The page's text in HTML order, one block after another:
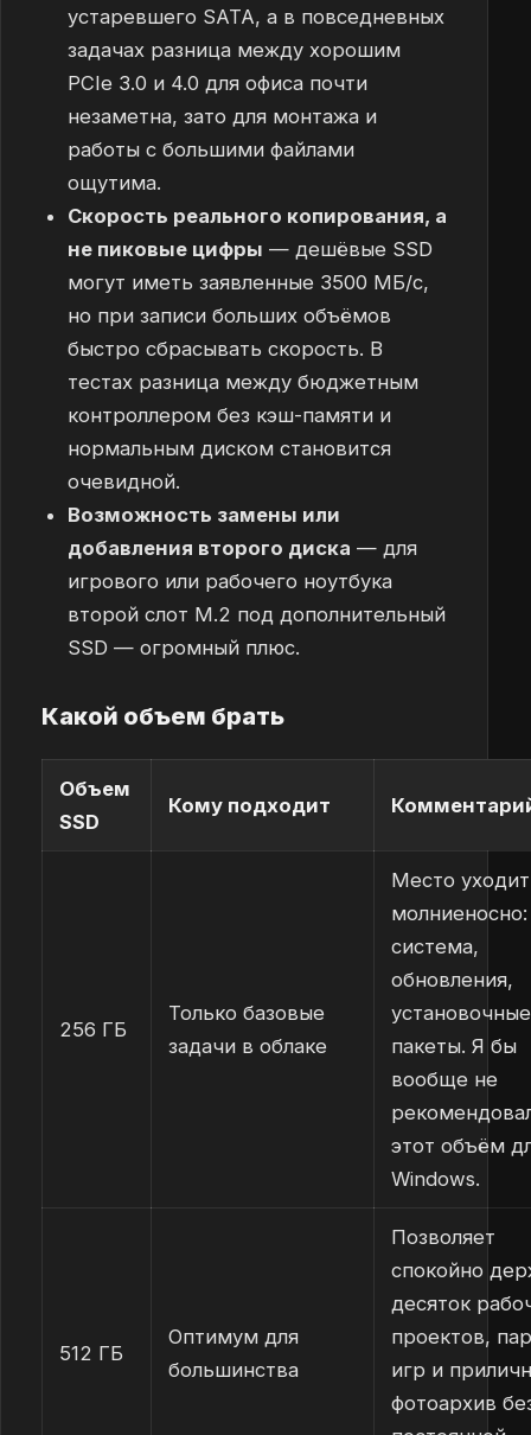
устаревшего SATA, а в повседневных
задачах разница между хорошим
PCIe 3.0 и 4.0 для офиса почти
незаметна, зато для монтажа и
работы с большими файлами
ощутима.
Скорость реального копирования, а
не пиковые цифры — дешёвые SSD
могут иметь заявленные 3500 МБ/с,
но при записи больших объёмов
быстро сбрасывать скорость. В
тестах разница между бюджетным
контроллером без кэш-памяти и
нормальным диском становится
очевидной.
Возможность замены или
добавления второго диска — для
игрового или рабочего ноутбука
второй слот M.2 под дополнительный
SSD — огромный плюс.
Какой объем брать
Объем
SSD
Кому подходит
256 ГБ
Только базовые
задачи в облаке
Место уходит
молниеносно:
система,
обновления,
установочные
пакеты. Я бы
вообще не
этот объём
Windows.
512 ГБ
Оптимум для
большинства
Позволяет
спокойно
десяток
проектов,
игр и
фотоархив